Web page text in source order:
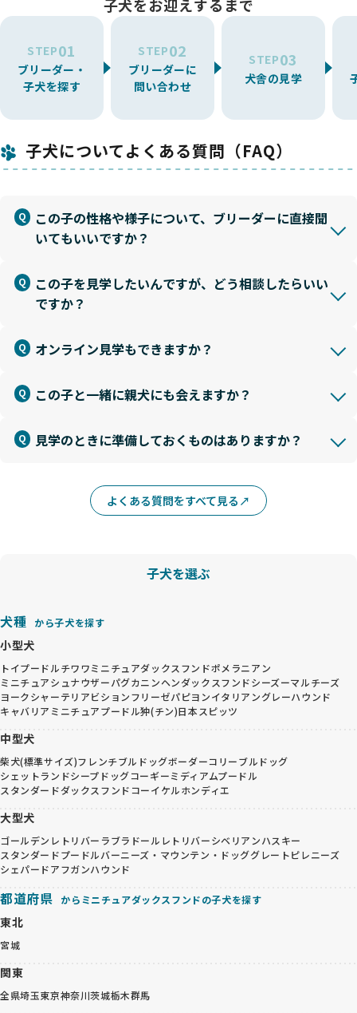
子犬をお迎えするまで
STEP01
ブリーダー・
子犬を探す
STEP02
ブリーダーに
問い合わせ
STEP03
犬舎の見学
子犬についてよくある質問（FAQ）
この子の性格や様子について、ブリーダーに直接聞
いてもいいですか？
この子を見学したいんですが、どう相談したらいい
ですか？
オンライン見学もできますか？
この子と一緒に親犬にも会えますか？
見学のときに準備しておくものはありますか？
よくある質問をすべて見る
子犬を選ぶ
犬種 から子犬を探す
小型犬
トイプードルチワワミニチュアダックスフンドポメラニアン
ミニチュアシュナウザーパグカニンヘンダックスフンドシーズーマルチーズ
ヨークシャーテリアビションフリーゼパピヨンイタリアングレーハウンド
キャバリア ミニチュアプードル狆(チン)日本スピッツ
中型犬
柴犬(標準サイズ)フレンチブルドッグボーダーコリーブルドッグ
シェットランドシープドッグコーギーミディアムプードル
スタンダードダックスフンドコーイケルホンディエ
大型犬
ゴールデンレトリバー ラブラドールレトリバーシベリアンハスキー
スタンダードプードルバーニーズ・マウンテン・ドッググレートピレニーズ
シェパードアフガンハウンド
都道府県 からミニチュアダックスフンドの子犬を探す
東北
宮城
関東
全県埼玉東京神奈川茨城栃木群馬